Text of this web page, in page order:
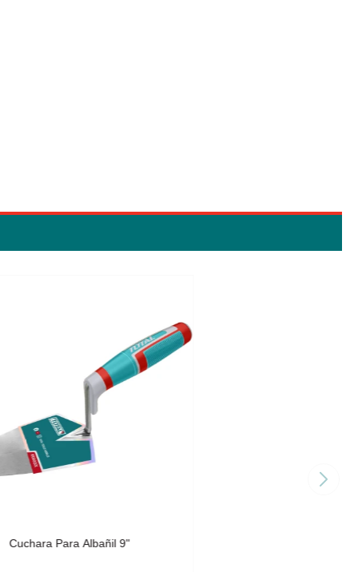
Cuchara Para Albañil 9"